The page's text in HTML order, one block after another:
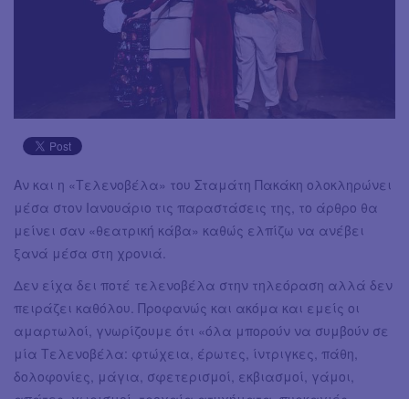
Αν και η «Τελενοβέλα» του Σταμάτη Πακάκη ολοκληρώνει
μέσα στον Ιανουάριο τις παραστάσεις της, το άρθρο θα
μείνει σαν «θεατρική κάβα» καθώς ελπίζω να ανέβει
ξανά μέσα στη χρονιά.
Δεν είχα δει ποτέ τελενοβέλα στην τηλεόραση αλλά δεν
πειράζει καθόλου. Προφανώς και ακόμα και εμείς οι
αμαρτωλοί, γνωρίζουμε ότι «όλα μπορούν να συμβούν σε
μία Τελενοβέλα: φτώχεια, έρωτες, ίντριγκες, πάθη,
δολοφονίες, μάγια, σφετερισμοί, εκβιασμοί, γάμοι,